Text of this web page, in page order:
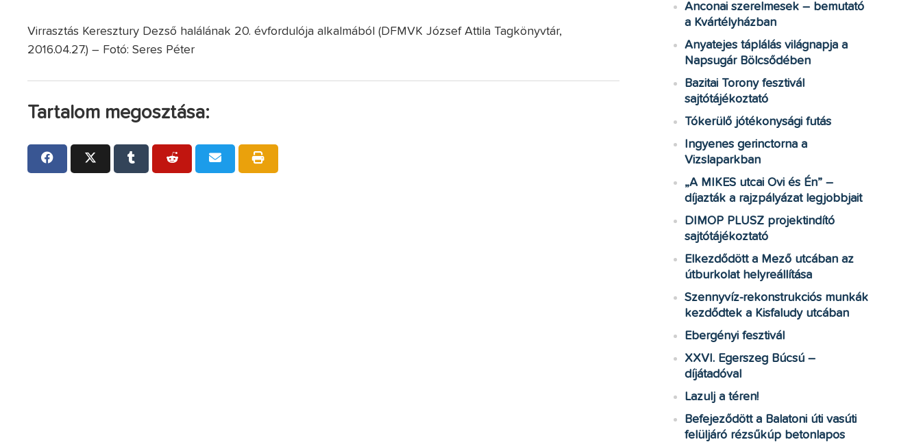
Virrasztás Keresztury Dezső halálának 20. évfordulója alkalmából (DFMVK József Attila Tagkönyvtár,
2016.04.27.) – Fotó: Seres Péter
Tartalom megosztása:
Anconai szerelmesek – bemutató
a Kvártélyházban
Anyatejes táplálás világnapja a
Napsugár Bölcsődében
Bazitai Torony fesztivál
sajtótájékoztató
Tókerülő jótékonysági futás
Ingyenes gerinctorna a
Vizslaparkban
„A MIKES utcai Ovi és Én” –
díjazták a rajzpályázat legjobbjait
DIMOP PLUSZ projektindító
sajtótájékoztató
Elkezdődött a Mező utcában az
útburkolat helyreállítása
Szennyvíz-rekonstrukciós munkák
kezdődtek a Kisfaludy utcában
Ebergényi fesztivál
XXVI. Egerszeg Búcsú –
díjátadóval
Lazulj a téren!
Befejeződött a Balatoni úti vasúti
felüljáró rézsűkúp betonlapos